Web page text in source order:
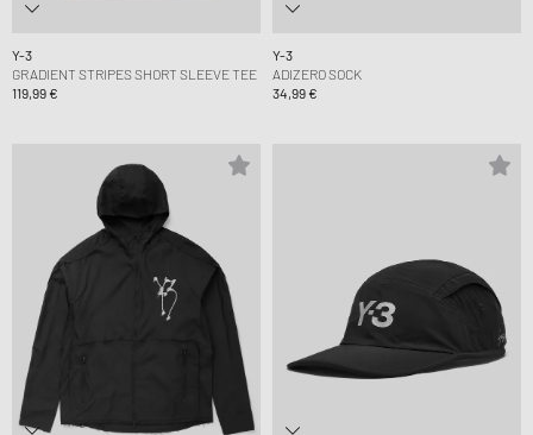
Y-3
GRADIENT STRIPES SHORT SLEEVE TEE
119,99 €
Y-3
ADIZERO SOCK
34,99 €